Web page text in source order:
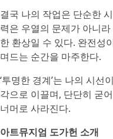
결국 나의 작업은 단순한
력은 우열의 문제가 아니
한 환상일 수 있다. 완전성
며드는 순간을 마주한다.
‘투명한 경계’는 나의 시
각으로 이끌며, 단단히 굳
너머로 사라진다.
아트뮤지엄 도가헌 소개